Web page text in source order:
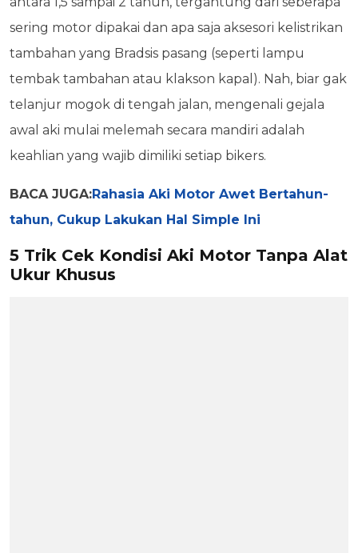
sering motor dipakai dan apa saja aksesori kelistrikan
tambahan yang Bradsis pasang (seperti lampu
tembak tambahan atau klakson kapal). Nah, biar gak
telanjur mogok di tengah jalan, mengenali gejala
awal aki mulai melemah secara mandiri adalah
keahlian yang wajib dimiliki setiap bikers.
BACA JUGA:Rahasia Aki Motor Awet Bertahun-
tahun, Cukup Lakukan Hal Simple Ini
5 Trik Cek Kondisi Aki Motor Tanpa Alat
Ukur Khusus